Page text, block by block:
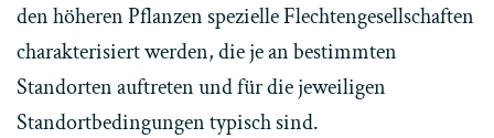
den höheren Pflanzen spezielle Flechtengesellschaften
charakterisiert werden, die je an bestimmten
Standorten auftreten und für die jeweiligen
Standortbedingungen typisch sind.